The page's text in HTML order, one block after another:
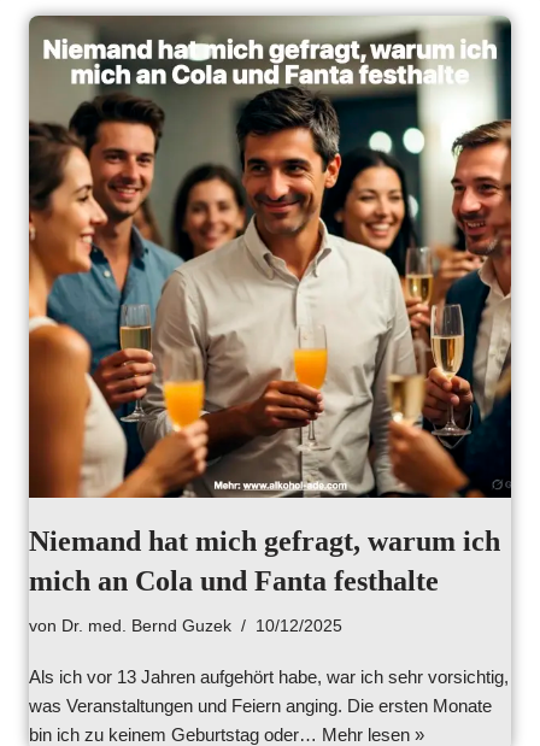
Niemand hat mich gefragt, warum ich
mich an Cola und Fanta festhalte
von Dr. med. Bernd Guzek 10/12/2025
Als ich vor 13 Jahren aufgehört habe, war ich sehr vorsichtig,
was Veranstaltungen und Feiern anging. Die ersten Monate
bin ich zu keinem Geburtstag oder… Mehr lesen »